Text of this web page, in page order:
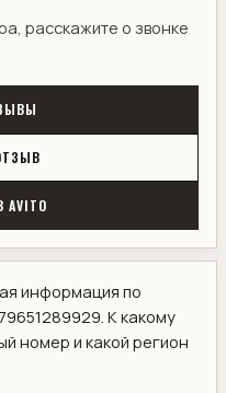
расскажите о звонке
информация по
К какому
номер и какой регион